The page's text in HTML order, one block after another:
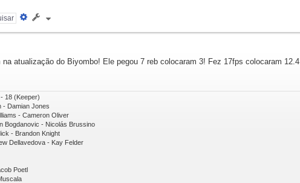
Pesquisa
na atualização do Biyombo! Ele pegou 7 reb colocaram 3! Fez 17fps colocaram 12.4
18 (Keeper)
- Damian Jones
- Cameron Oliver
Bogdanovic - Nicolás Brussino
- Brandon Knight
Dellavedova - Kay Felder
Poetl